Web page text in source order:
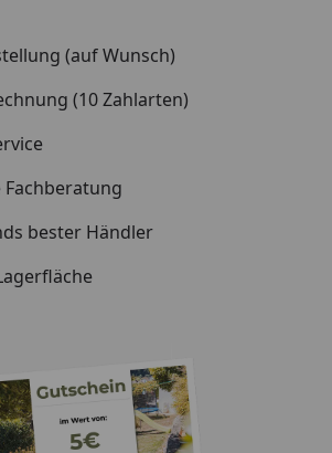
(auf Wunsch)
(10 Zahlarten)
Fachberatung
bester Händler